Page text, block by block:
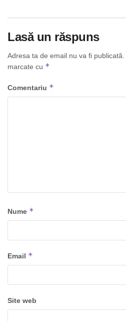
Lasă un răspuns
Adresa ta de email nu va fi publicată.
marcate cu *
Comentariu *
Nume *
Email *
Site web